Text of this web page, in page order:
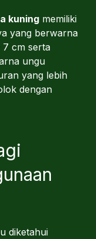
kuning memiliki
yang berwarna
cm serta
ungu
yang lebih
dengan
diketahui